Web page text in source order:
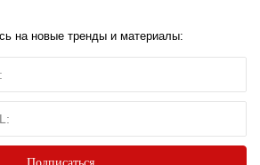
на новые тренды и материалы: